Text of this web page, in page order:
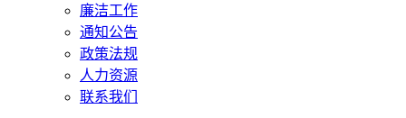
廉洁工作
通知公告
政策法规
人力资源
联系我们